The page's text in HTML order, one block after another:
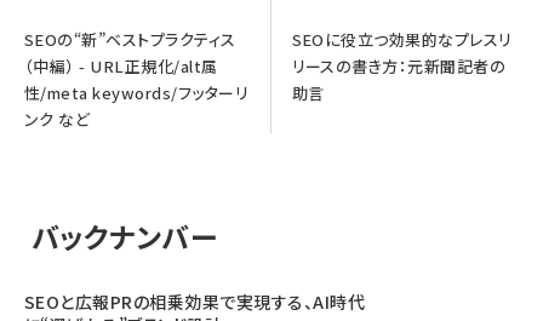
SEOの“新”ベストプラクティス
（中編） - URL正規化/alt属
性/meta keywords/フッターリ
ンク など
SEOに役立つ効果的なプレスリ
リースの書き方：元新聞記者の
助言
バックナンバー
SEOと広報PRの相乗効果で実現する、AI時代